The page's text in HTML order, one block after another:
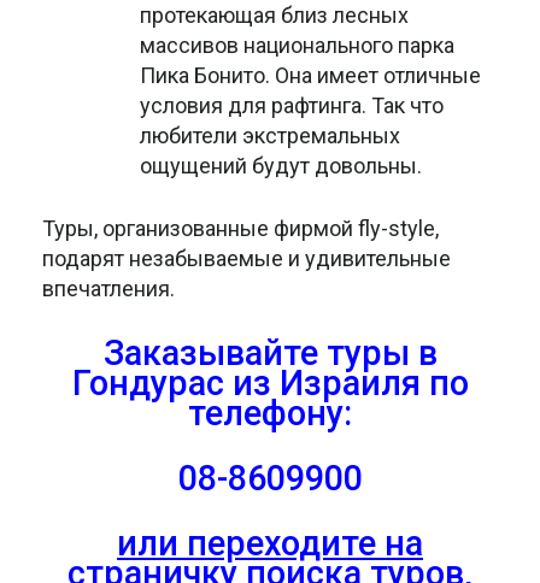
протекающая близ лесных
массивов национального парка
Пика Бонито. Она имеет отличные
условия для рафтинга. Так что
любители экстремальных
ощущений будут довольны.
Туры, организованные фирмой fly-style,
подарят незабываемые и удивительные
впечатления.
Заказывайте туры в
Гондурас из Израиля по
телефону:
08-8609900
или переходите на
страничку поиска туров,